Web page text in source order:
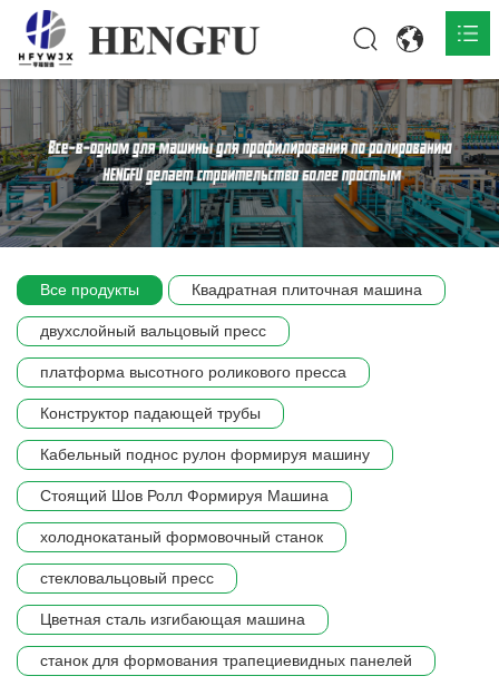
Главная
О нас 
Продукты 
Сцена компании
Все продукты Квадратная плиточная машина
двухслойный вальцовый пресс
платформа высотного роликового пресса
Конструктор падающей трубы
Кабельный поднос рулон формируя машину
Стоящий Шов Ролл Формируя Машина
холоднокатаный формовочный станок
стекловальцовый пресс
Цветная сталь изгибающая машина
станок для формования трапециевидных панелей